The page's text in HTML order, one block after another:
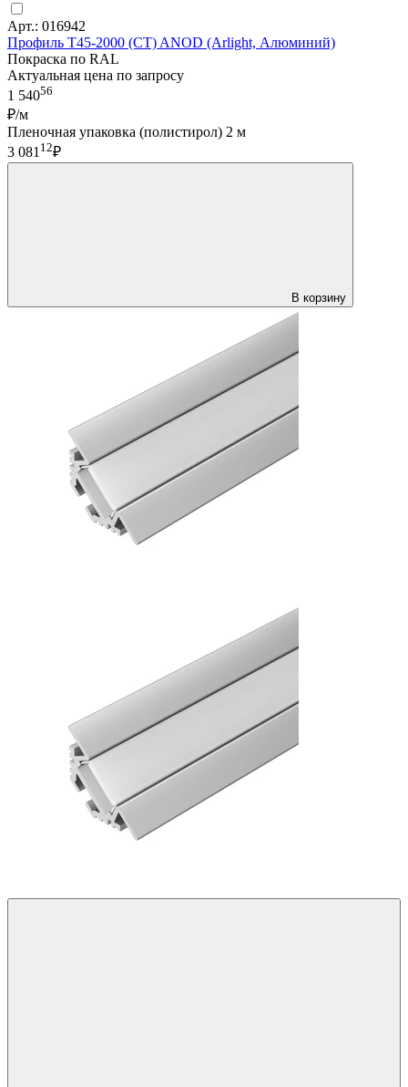
Арт.: 016942
Профиль T45-2000 (CT) ANOD (Arlight, Алюминий)
Покраска по RAL
Актуальная цена по запросу
1 54056
₽/м
Пленочная упаковка (полистирол) 2 м
3 08112₽
В корзину